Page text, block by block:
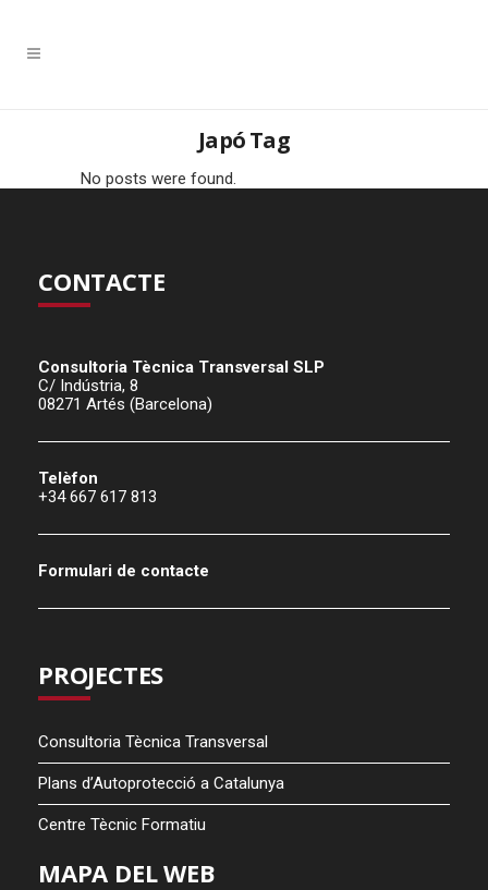
Japó Tag
No posts were found.
CONTACTE
Consultoria Tècnica Transversal SLP
C/ Indústria, 8
08271 Artés (Barcelona)
Telèfon
+34 667 617 813
Formulari de contacte
PROJECTES
Consultoria Tècnica Transversal
Plans d’Autoprotecció a Catalunya
Centre Tècnic Formatiu
MAPA DEL WEB